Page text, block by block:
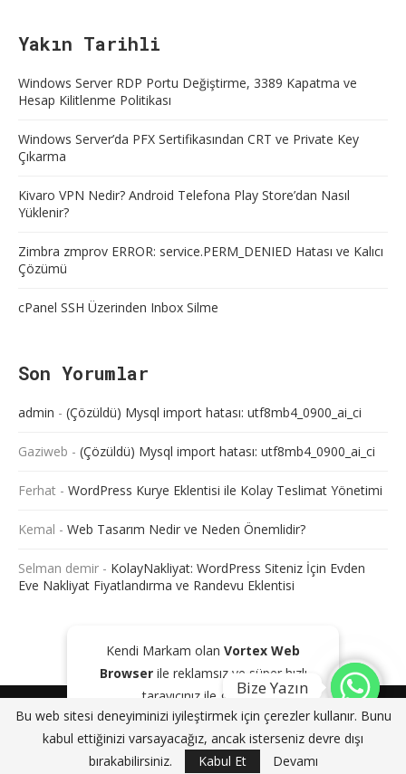
Kendi Markam olan Vortex Web
Browserile reklamsız ve süper hızlı
tarayıcınız ile gezinin!
GOOGLE PLAY'DEN İNDIR KAPAT
Yakın Tarihli
Windows Server RDP Portu Değiştirme, 3389 Kapatma ve
Hesap Kilitlenme Politikası
Windows Server’da PFX Sertifikasından CRT ve Private Key
Çıkarma
Kivaro VPN Nedir? Android Telefona Play Store’dan Nasıl
Yüklenir?
Zimbra zmprov ERROR: service.PERM_DENIED Hatası ve Kalıcı
Çözümü
cPanel SSH Üzerinden Inbox Silme
Son Yorumlar
admin - (Çözüldü) Mysql import hatası: utf8mb4_0900_ai_ci
Gaziweb - (Çözüldü) Mysql import hatası: utf8mb4_0900_ai_ci
Ferhat - WordPress Kurye Eklentisi ile Kolay Teslimat Yönetimi
Kemal - Web Tasarım Nedir ve Neden Önemlidir?
Selman demir - KolayNakliyat: WordPress Siteniz İçin Evden
Eve Nakliyat Fiyatlandırma ve Randevu Eklentisi
Bu web sitesi deneyiminizi iyileştirmek için çerezler kullanır. Bunu
kabul ettiğinizi varsayacağız, ancak isterseniz devre dışı
bırakabilirsiniz.
Kabul Et Devamı
@2024 - Tüm Haklarım Saklıdır. Sitede bulunan içeriklerin bir kısmı veya
tamamı kaynak gösterilse dahi kopyalanması, çoğaltılması ve
dağıtılması yasaktır. Aksi durumda yasal yollar ile işlem başlatacağımızı
bildiririz.
Bize Yazın